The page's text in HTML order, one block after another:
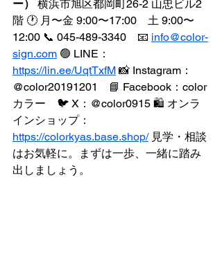
ー）
横浜市旭区都岡町26-2 山忠ビル2
階 🕐 月〜金 9:00〜17:00　土 9:00〜
12:00 📞 045-489-3340　📧 info@color-
sign.com 🟢 LINE：
https://lin.ee/UqtTxfM 📸 Instagram：
@color20191201　📘 Facebook：color
カラー　🐦 X：@color0915 🛍️ オンラ
インショップ：
https://colorkyas.base.shop/ 見学・相談
はお気軽に。まずは一歩、一緒に踏み
出しましょう。